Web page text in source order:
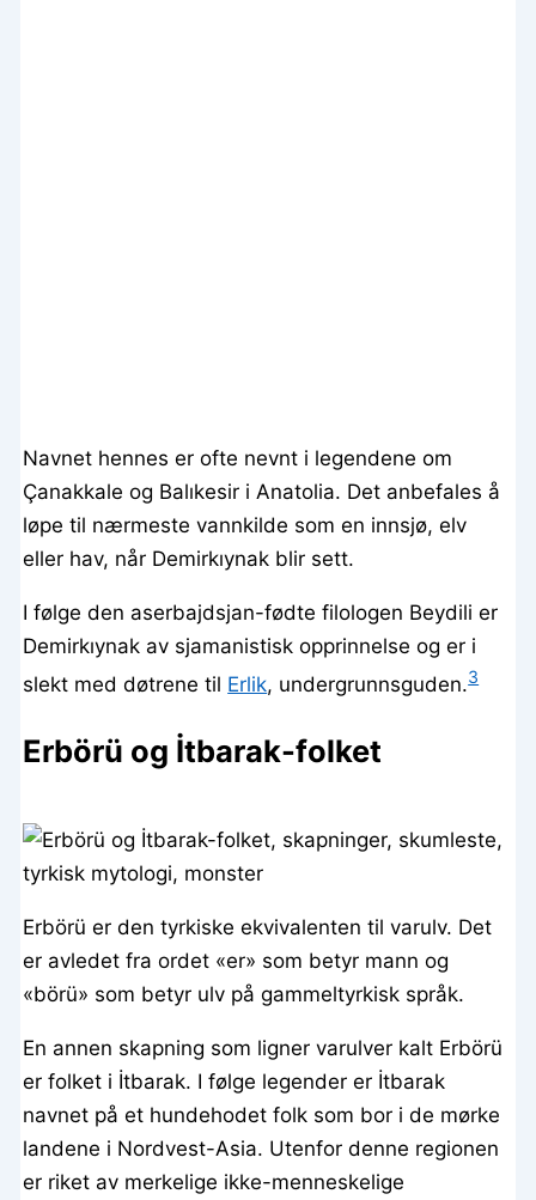
Navnet hennes er ofte nevnt i legendene om
Çanakkale og Balıkesir i Anatolia. Det anbefales å
løpe til nærmeste vannkilde som en innsjø, elv
eller hav, når Demirkıynak blir sett.
I følge den aserbajdsjan-fødte filologen Beydili er
Demirkıynak av sjamanistisk opprinnelse og er i
slekt med døtrene til Erlik, undergrunnsguden.3
Erbörü og İtbarak-folket
Erbörü er den tyrkiske ekvivalenten til varulv. Det
er avledet fra ordet «er» som betyr mann og
«börü» som betyr ulv på gammeltyrkisk språk.
En annen skapning som ligner varulver kalt Erbörü
er folket i İtbarak. I følge legender er İtbarak
navnet på et hundehodet folk som bor i de mørke
landene i Nordvest-Asia. Utenfor denne regionen
er riket av merkelige ikke-menneskelige